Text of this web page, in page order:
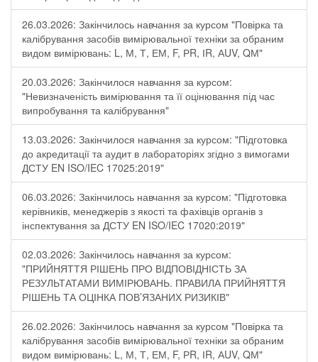
26.03.2026: Закінчилось навчання за курсом "Повірка та
калібрування засобів вимірювальної техніки за обраним
видом вимірювань: L, М, Т, ЕМ, F, РR, ІR, АUV, QМ"
20.03.2026: Закінчилося навчання за курсом:
"Невизначеність вимірювання та її оцінювання під час
випробування та калібрування"
13.03.2026: Закінчилося навчання за курсом: "Підготовка
до акредитації та аудит в лабораторіях згідно з вимогами
ДСТУ EN ISO/IEC 17025:2019"
06.03.2026: Закінчилось навчання за курсом: "Підготовка
керівників, менеджерів з якості та фахівців органів з
інспектування за ДСТУ EN ISO/IEC 17020:2019"
02.03.2026: Закінчилось навчання за курсом:
"ПРИЙНЯТТЯ РІШЕНЬ ПРО ВІДПОВІДНІСТЬ ЗА
РЕЗУЛЬТАТАМИ ВИМІРЮВАНЬ. ПРАВИЛА ПРИЙНЯТТЯ
РІШЕНЬ ТА ОЦІНКА ПОВ’ЯЗАНИХ РИЗИКІВ"
26.02.2026: Закінчилось навчання за курсом "Повірка та
калібрування засобів вимірювальної техніки за обраним
видом вимірювань: L, М, Т, ЕМ, F, РR, ІR, АUV, QМ"